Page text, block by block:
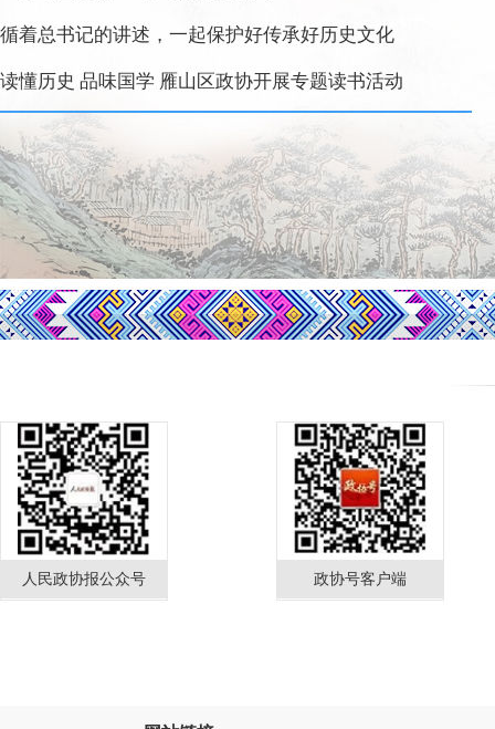
循着总书记的讲述，一起保护好传承好历史文化
读懂历史 品味国学 雁山区政协开展专题读书活动
人民政协报公众号 政协号客户端